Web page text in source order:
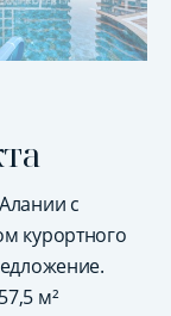
с
курортного
м²